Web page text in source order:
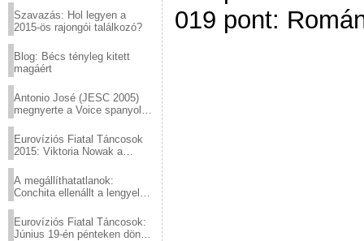
Szavazás: Hol legyen a
2015-ös rajongói találkozó?
Blog: Bécs tényleg kitett
magáért
Antonio José (JESC 2005)
megnyerte a Voice spanyol
Eurovíziós Fiatal Táncosok
2015: Viktoria Nowak a
A megállíthatatlanok:
Conchita ellenállt a lengyel
Eurovíziós Fiatal Táncosok:
Június 19-én pénteken döntő
019 pont: